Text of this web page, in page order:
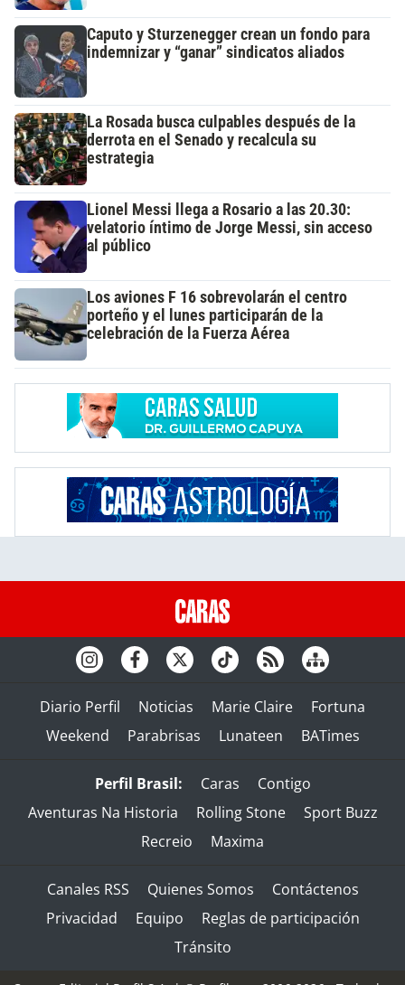
Caputo y Sturzenegger crean un fondo para
indemnizar y “ganar” sindicatos aliados
La Rosada busca culpables después de la
derrota en el Senado y recalcula su
estrategia
Lionel Messi llega a Rosario a las 20.30:
velatorio íntimo de Jorge Messi, sin acceso
al público
Los aviones F 16 sobrevolarán el centro
porteño y el lunes participarán de la
celebración de la Fuerza Aérea
Diario Perfil Noticias Marie Claire
Fortuna
Weekend
Parabrisas Lunateen BATimes
Perfil Brasil: Caras
Contigo
Aventuras Na Historia
Rolling Stone
Sport Buzz
Recreio
Maxima
Canales RSS Quienes Somos
Contáctenos
Privacidad
Equipo
Reglas de participación
Tránsito